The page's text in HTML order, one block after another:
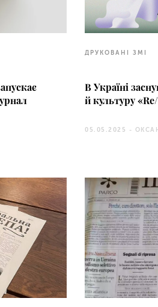
ДРУКОВАНІ ЗМІ
В Україні
й культуру
05.05.2025 -